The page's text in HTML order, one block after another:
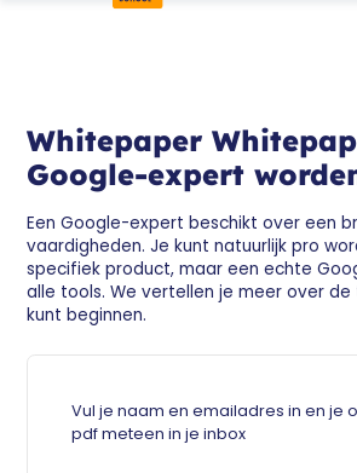
Whitepaper
Google-expert
Een Google-expert beschikt over een
vaardigheden. Je kunt natuurlijk pro
specifiek product, maar een echte
alle tools. We vertellen je meer over
kunt beginnen.
Vul je naam en emailadres in en je
pdf meteen in je inbox